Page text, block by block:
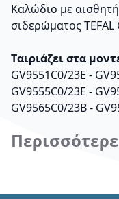
Καλώδιο με
σιδερώματος
Tαιριάζει στα
GV9551C0/23E -
GV9555C0/23E -
GV9565C0/23B -